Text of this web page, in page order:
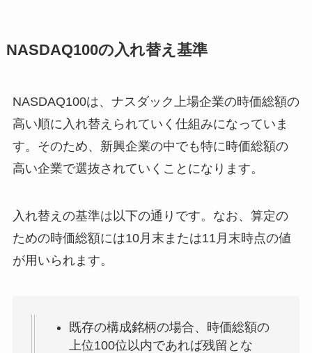
NASDAQ100の入れ替え基準
NASDAQ100は、ナスダック上場企業の時価総額の
高い順に入れ替えられていく仕組みになっていま
す。そのため、新興企業の中でも特に時価総額の
高い企業で選抜されていくことになります。
入れ替えの基準は以下の通りです。なお、算定の
ための時価総額には10月末または11月末時点の値
が用いられます。
既存の構成銘柄の場合、時価総額の
上位100位以内であれば残留とな